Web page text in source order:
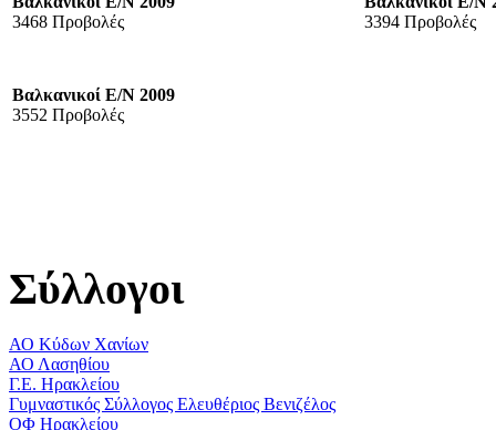
3468 Προβολές
3394 Προβολές
Βαλκανικοί Ε/Ν 2009
3552 Προβολές
Σύλλογοι
ΑΟ Κύδων Χανίων
ΑΟ Λασηθίου
Γ.Ε. Ηρακλείου
Γυμναστικός Σύλλογος Ελευθέριος Βενιζέλος
ΟΦ Ηρακλείου